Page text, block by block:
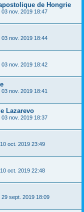
de Hongrie
03 nov. 2019 18:47
03 nov. 2019 18:44
03 nov. 2019 18:42
03 nov. 2019 18:41
Lazarevo
03 nov. 2019 18:37
oct. 2019 23:49
oct. 2019 22:48
29 sept. 2019 18:09